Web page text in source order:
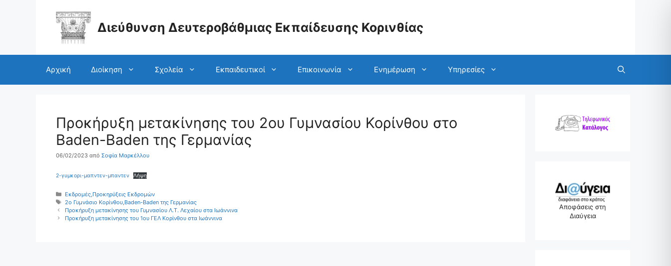
Διεύθυνση Δευτεροβάθμιας Εκπαίδευσης Κορινθίας
Αρχική Διοίκηση Σχολεία Εκπαιδευτικοί Επικοινωνία Ενημέρωση Υπηρεσίες
Προκήρυξη μετακίνησης του 2ου Γυμνασίου Κορίνθου στο
Βaden-Baden της Γερμανίας
06/02/2023 από Σοφία Μαρκέλλου
2-γυμκορι-μαπντεν-μπαντεν Λήψη
Κατηγορίες
Εκδρομές, Προκηρύξεις Εκδρομών
Ετικέτες
2ο Γυμνάσιο Κορίνθου, Βaden-Baden της Γερμανίας
Προκήρυξη μετακίνησης του Γυμνασίου Λ.Τ. Λεχαίου στα Ιωάννινα
Προκήρυξη μετακίνησης του 1ου ΓΕΛ Κορίνθου στα Ιωάννινα
Αποφάσεις στη
Διαύγεια